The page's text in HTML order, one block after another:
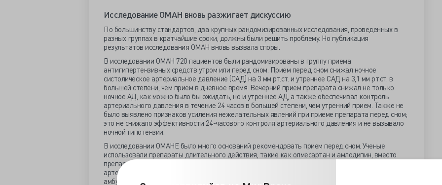
Исследование ОМАН вновь разжигает дискуссию
По большинству стандартов, два крупных рандомизированных исследования, проведенных в
разных группах в кратчайшие сроки, должны были решить проблему. Но публикация
результатов исследования ОМАН вновь вызвала споры.
В исследовании ОМАН 720 пациентов были рандомизированы в группу приема
антигипертензивных средств утром или перед сном. Прием перед сном снижал ночное
систолическое артериальное давление (САД) на 3 мм рт.ст. и утреннее САД на 3,1 мм рт.ст. в
большей степени, чем прием в дневное время. Вечерний прием препарата снижал не только
ночное АД, как можно было бы ожидать, но и утреннее АД, а также обеспечивал контроль
артериального давления в течение 24 часов в большей степени, чем утренний прием. Также не
было выявлено признаков усиления нежелательных явлений при приеме препарата перед сном;
это не снижало эффективности 24-часового контроля артериального давления и не вызывало
ночной гипотензии.
В исследовании ОМАНЕ было много оснований рекомендовать прием перед сном. Ученые
использовали препараты длительного действия, такие как олмесартан и амлодипин, вместо
препаратов короткого действия, которые могли бы исказить результаты. Они оценивали
артериальное давление, используя как результаты измерения АД в клинике, так и
амбулаторные автоматические мониторы АД, которые являются предпочтительным методом.